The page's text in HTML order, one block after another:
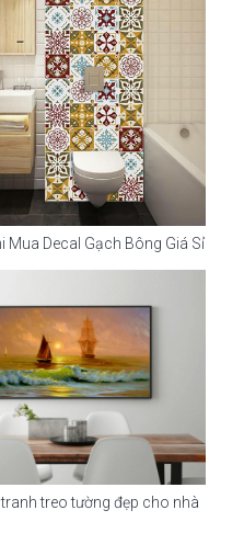
Mua Decal Gạch Bông Giá Sỉ
treo tường đẹp cho nhà